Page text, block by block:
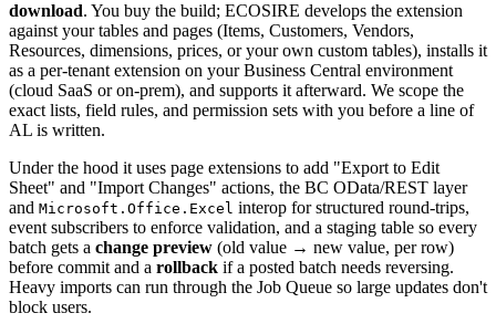
download. You buy the build; ECOSIRE develops the extension
against your tables and pages (Items, Customers, Vendors,
Resources, dimensions, prices, or your own custom tables), installs it
as a per-tenant extension on your Business Central environment
(cloud SaaS or on-prem), and supports it afterward. We scope the
exact lists, field rules, and permission sets with you before a line of
AL is written.
Under the hood it uses page extensions to add "Export to Edit
Sheet" and "Import Changes" actions, the BC OData/REST layer
and Microsoft.Office.Excel interop for structured round-trips,
event subscribers to enforce validation, and a staging table so every
batch gets a change preview (old value → new value, per row)
before commit and a rollback if a posted batch needs reversing.
Heavy imports can run through the Job Queue so large updates don't
block users.